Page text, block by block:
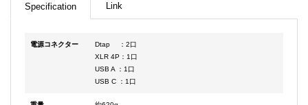
Specification Link
電源コネクター
Dtap ：2口
XLR 4P：1口
USB A ：1口
USB C ：1口